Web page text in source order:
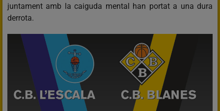
juntament amb la caiguda mental han portat a una dura
derrota.